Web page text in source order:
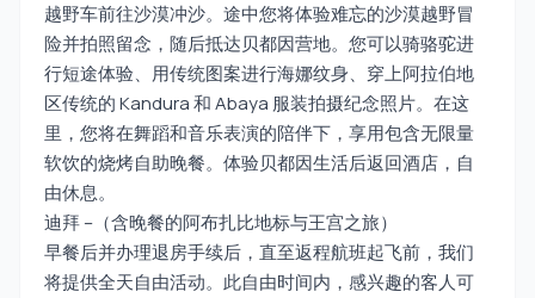
越野车前往沙漠冲沙。途中您将体验难忘的沙漠越野冒
险并拍照留念，随后抵达贝都因营地。您可以骑骆驼进
行短途体验、用传统图案进行海娜纹身、穿上阿拉伯地
区传统的 Kandura 和 Abaya 服装拍摄纪念照片。在这
里，您将在舞蹈和音乐表演的陪伴下，享用包含无限量
软饮的烧烤自助晚餐。体验贝都因生活后返回酒店，自
由休息。
迪拜 –（含晚餐的阿布扎比地标与王宫之旅）
早餐后并办理退房手续后，直至返程航班起飞前，我们
将提供全天自由活动。此自由时间内，感兴趣的客人可